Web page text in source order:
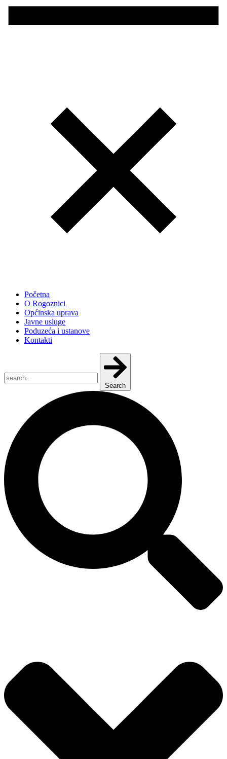
Početna
O Rogoznici
Općinska uprava
Javne usluge
Poduzeća i ustanove
Kontakti
Search